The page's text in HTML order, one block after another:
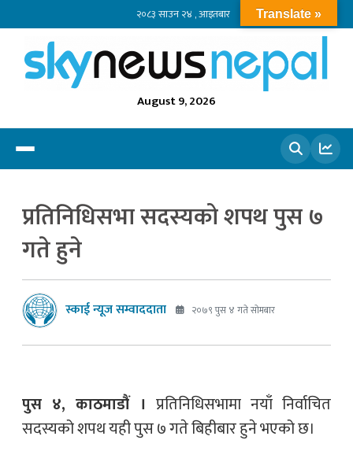
२०८३ साउन २४ , आइतबार
August 9, 2026
प्रतिनिधिसभा सदस्यको शपथ पुस ७
गते हुने
स्काई न्यूज सम्वाददाता २०७९ पुस ४ गते सोमबार
पुस ४, काठमाडौं । प्रतिनिधिसभामा नयाँ निर्वाचित
सदस्यको शपथ यही पुस ७ गते बिहीबार हुने भएको छ।
Translate »